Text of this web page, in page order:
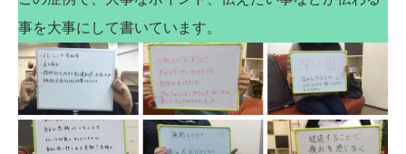
事を大事にして書いています。
イップスになって自信が無くなる
イップスに対するアプローチ
イップス以外にも色々と症状がある
施術を行う事でイップスの症状はどう変化したか？
施術後の変化
神経の誤作動を再学習させていく